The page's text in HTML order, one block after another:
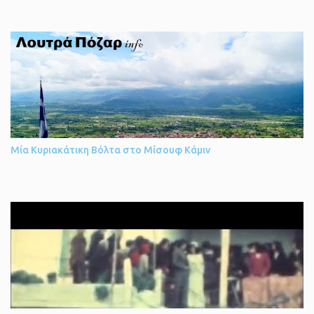
από πολλούς καθώς θεραπεύει πολλές ασθένειες και είναι
κατάλληλο για λουτροθεραπεία και ποσιμοθεραπεία. Λειτουργεί
όλες τις εποχές του χρόνου, έτοιμο να προσφέρει τις υψηλές
υπηρεσίες σε όλους τους επισκέπτες. Το χειμώνα με την μαγευτική
θέα των χιονισμένων βουνοκορφών και ελάτων, ενώ το καλοκαίρι
απολαύστε την υπέροχη δροσιά της περιοχής. Τα δωμάτια του
ξενοδοχείου είναι πλήρως εξοπλισμένα για να σας προσφέρουν
μία άνετη διαμονή. Η προσεγμένη διακόσμηση και η αισθητική του
Μία Κυριακάτικη Βόλτα στο Μίσουφ Κάμιν